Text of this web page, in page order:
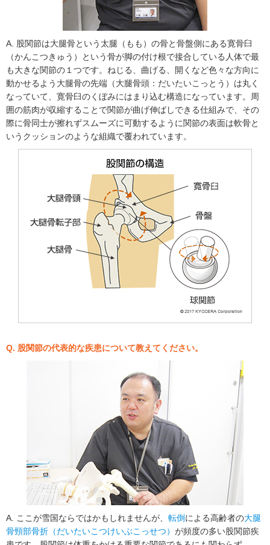
A. 股関節は大腿骨という太腿（もも）の骨と骨盤側にある寛骨臼
（かんこつきゅう）という骨が脚の付け根で接合している人体で最
も大きな関節の１つです。ねじる、曲げる、開くなど色々な方向に
動かせるよう大腿骨の先端（大腿骨頭：だいたいこっとう）は丸く
なっていて、寛骨臼のくぼみにはまり込む構造になっています。周
囲の筋肉が収縮することで関節が曲げ伸ばしできる仕組みで、その
際に骨同士が擦れずスムーズに可動するように関節の表面は軟骨と
いうクッションのような組織で覆われています。
Q. 股関節の代表的な疾患について教えてください。
A. ここが雪国ならではかもしれませんが、 転倒 による高齢者の大腿
骨頸部骨折（だいたいこつけいぶこっせつ） が頻度の多い股関節疾